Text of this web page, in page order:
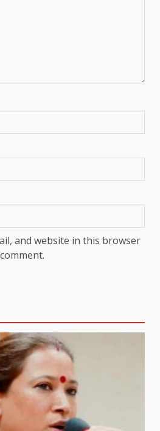
and website in this browser